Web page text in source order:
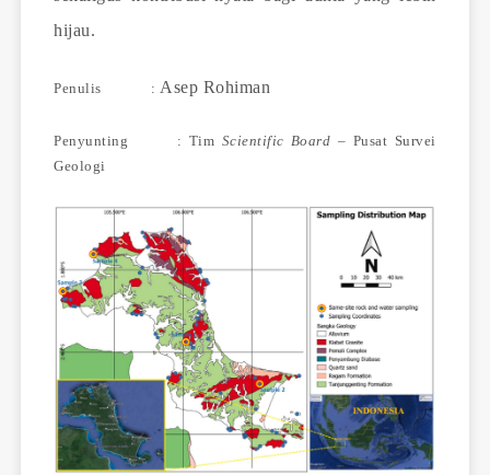
hijau.
Penulis :Asep Rohiman
Penyunting : Tim Scientific Board – Pusat Survei
Geologi